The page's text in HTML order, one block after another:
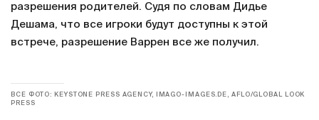
разрешения родителей. Судя по словам Дидье
Дешама, что все игроки будут доступны к этой
встрече, разрешение Варрен все же получил.
ВСЕ ФОТО: KEYSTONE PRESS AGENCY, IMAGO-IMAGES.DE, AFLO/GLOBAL LOOK
PRESS